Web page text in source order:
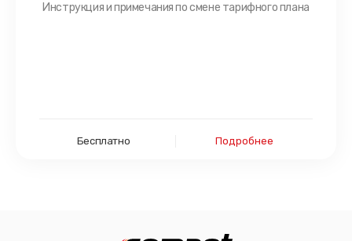
Инструкция и примечания по смене тарифного плана
Бесплатно Подробнее